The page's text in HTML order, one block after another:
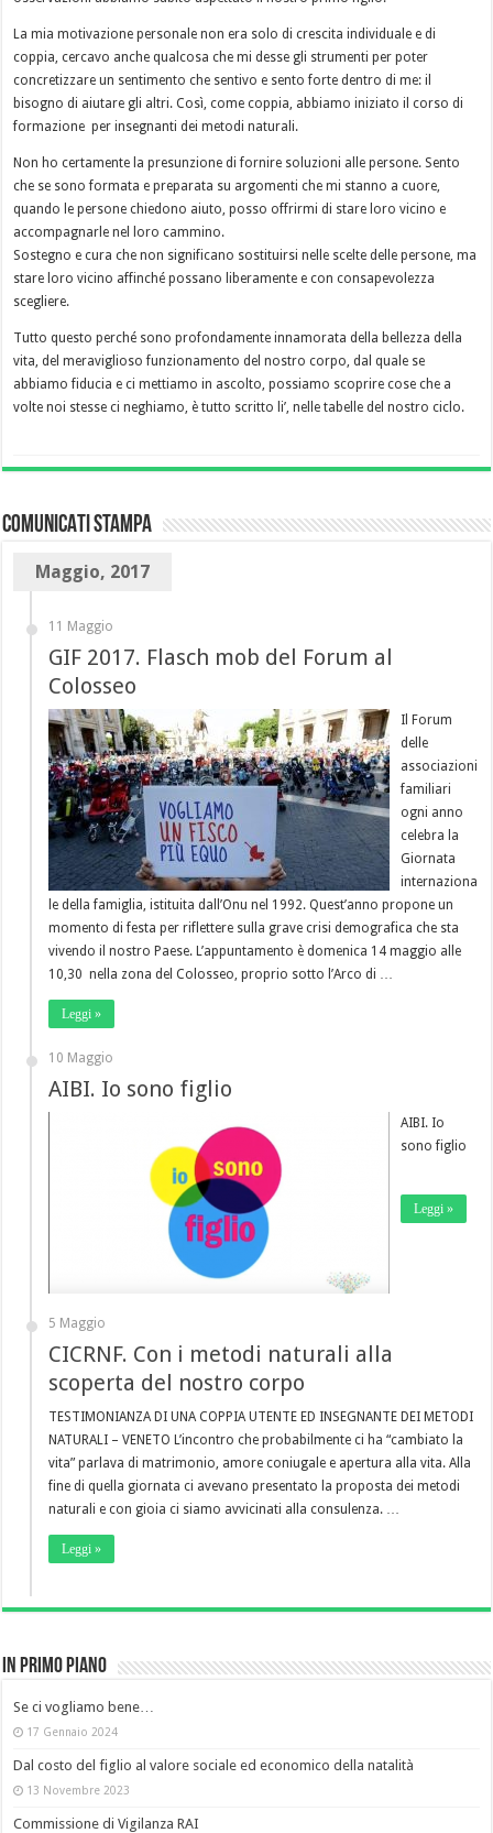
La mia motivazione personale non era solo di crescita individuale e di
coppia, cercavo anche qualcosa che mi desse gli strumenti per poter
concretizzare un sentimento che sentivo e sento forte dentro di me: il
bisogno di aiutare gli altri. Così, come coppia, abbiamo iniziato il corso di
formazione per insegnanti dei metodi naturali.
Non ho certamente la presunzione di fornire soluzioni alle persone. Sento
che se sono formata e preparata su argomenti che mi stanno a cuore,
quando le persone chiedono aiuto, posso offrirmi di stare loro vicino e
accompagnarle nel loro cammino.
Sostegno e cura che non significano sostituirsi nelle scelte delle persone, ma
stare loro vicino affinché possano liberamente e con consapevolezza
scegliere.
Tutto questo perché sono profondamente innamorata della bellezza della
vita, del meraviglioso funzionamento del nostro corpo, dal quale se
abbiamo fiducia e ci mettiamo in ascolto, possiamo scoprire cose che a
volte noi stesse ci neghiamo, è tutto scritto li’, nelle tabelle del nostro ciclo.
COMUNICATI STAMPA
Maggio, 2017
11 Maggio
GIF 2017. Flasch mob del Forum al
Colosseo
Il Forum
delle
associazioni
familiari
ogni anno
celebra la
Giornata
internaziona
le della famiglia, istituita dall’Onu nel 1992. Quest’anno propone un
momento di festa per riflettere sulla grave crisi demografica che sta
vivendo il nostro Paese. L’appuntamento è domenica 14 maggio alle
10,30 nella zona del Colosseo, proprio sotto l’Arco di …
Leggi »
10 Maggio
AIBI. Io sono figlio
AIBI. Io
sono figlio
Leggi »
5 Maggio
CICRNF. Con i metodi naturali alla
scoperta del nostro corpo
TESTIMONIANZA DI UNA COPPIA UTENTE ED INSEGNANTE DEI METODI
NATURALI – VENETO L’incontro che probabilmente ci ha “cambiato la
vita” parlava di matrimonio, amore coniugale e apertura alla vita. Alla
fine di quella giornata ci avevano presentato la proposta dei metodi
naturali e con gioia ci siamo avvicinati alla consulenza. …
Leggi »
In primo piano
Se ci vogliamo bene…
17 Gennaio 2024
Dal costo del figlio al valore sociale ed economico della natalità
13 Novembre 2023
Commissione di Vigilanza RAI